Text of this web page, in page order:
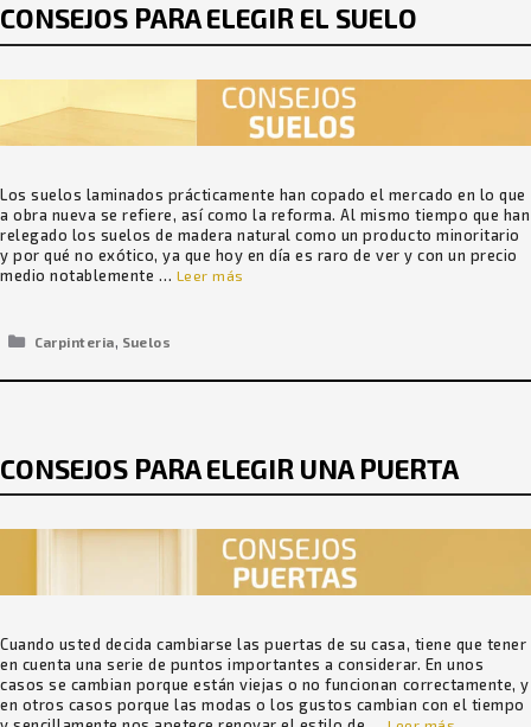
CONSEJOS PARA ELEGIR EL SUELO
Los suelos laminados prácticamente han copado el mercado en lo que
a obra nueva se refiere, así como la reforma. Al mismo tiempo que han
relegado los suelos de madera natural como un producto minoritario
y por qué no exótico, ya que hoy en día es raro de ver y con un precio
medio notablemente … Leer más
Categorías
Carpinteria, Suelos
CONSEJOS PARA ELEGIR UNA PUERTA
Cuando usted decida cambiarse las puertas de su casa, tiene que tener
en cuenta una serie de puntos importantes a considerar. En unos
casos se cambian porque están viejas o no funcionan correctamente, y
en otros casos porque las modas o los gustos cambian con el tiempo